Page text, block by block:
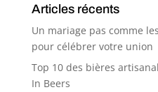
Articles récents
Un mariage pas comme
pour célébrer votre union
Top 10 des bières
In Beers